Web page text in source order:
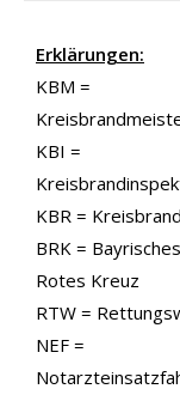
Erklärungen:
KBM =
KBI =
KBR =
BRK = Bayrisches
Rotes Kreuz
RTW =
NEF =